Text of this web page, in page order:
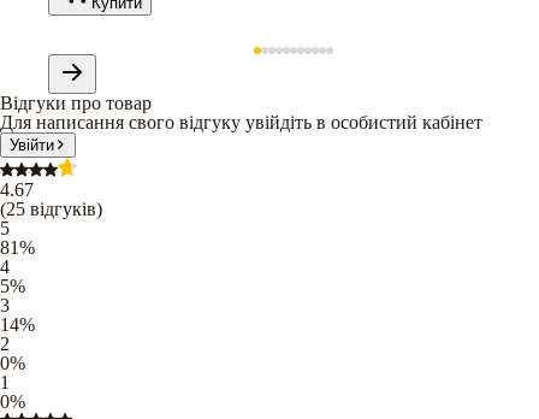
Відгуки про товар
Для написання свого відгуку увійдіть в особистий кабінет
Увійти
4.67
(25 відгуків)
5
81%
4
5%
3
14%
2
0%
1
0%